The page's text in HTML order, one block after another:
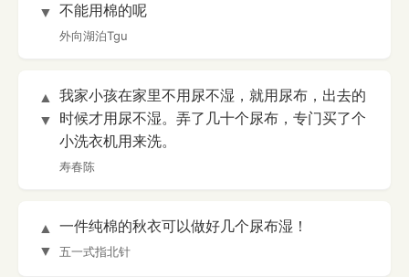
▼ 不能用棉的呢
外向湖泊Tgu
▲
▼
我家小孩在家里不用尿不湿，就用尿布，出去的
时候才用尿不湿。弄了几十个尿布，专门买了个
小洗衣机用来洗。
寿春陈
▲
▼
一件纯棉的秋衣可以做好几个尿布湿！
五一式指北针